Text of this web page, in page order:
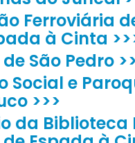
Ferroviária
à Cinta
São Pedro
Social e
>>>
da